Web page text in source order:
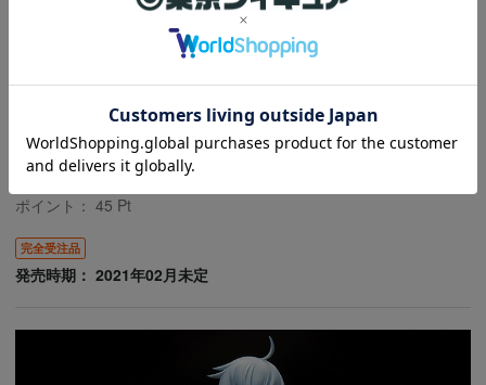
アッセンブル・ヒロインズ フレズヴェルク
【Summer Queens】
ポイント： 45 Pt
完全受注品
発売時期： 2021年02月未定